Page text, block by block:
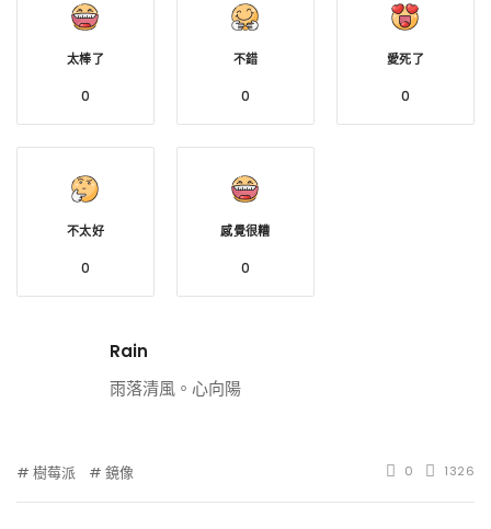
太棒了
0
不錯
0
愛死了
0
不太好
0
感覺很糟
0
Rain
雨落清風。心向陽
樹莓派 鏡像 0 1326